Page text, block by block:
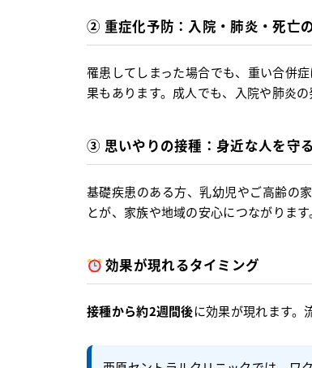
② 重症化予防：入院・肺炎・死亡
罹患してしまった場合でも、重い合併
果もあります。成人でも、入院や肺炎の
③ 思いやりの接種：身近な人を守
基礎疾患のある方、乳幼児やご高齢の
とが、家族や地域の安心につながります
効果が現れるタイミング
接種から約2週間後に効果が現れます。